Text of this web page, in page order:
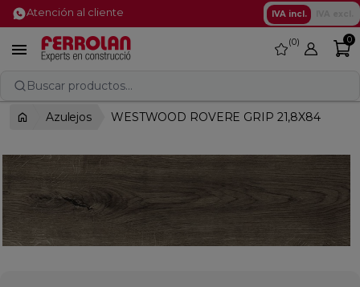
Atención al cliente IVA incl.
 favorite
0 0
Buscar productos...
Azulejos WESTWOOD ROVERE GRIP 21,8X84